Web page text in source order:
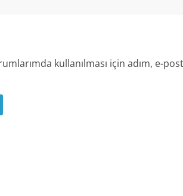
kullanılması için adım, e-